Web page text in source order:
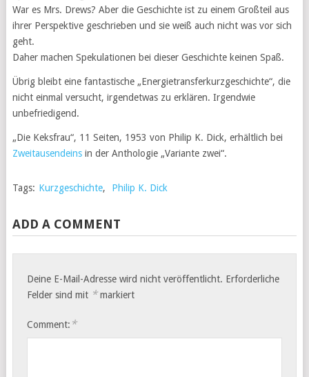
War es Mrs. Drews? Aber die Geschichte ist zu einem Großteil aus
ihrer Perspektive geschrieben und sie weiß auch nicht was vor sich
geht.
Daher machen Spekulationen bei dieser Geschichte keinen Spaß.
Übrig bleibt eine fantastische „Energietransferkurzgeschichte“, die
nicht einmal versucht, irgendetwas zu erklären. Irgendwie
unbefriedigend.
„Die Keksfrau“, 11 Seiten, 1953 von Philip K. Dick, erhältlich bei
Zweitausendeinsin der Anthologie „Variante zwei“.
Tags: Kurzgeschichte, Philip K. Dick
ADD A COMMENT
Deine E-Mail-Adresse wird nicht veröffentlicht. Erforderliche
Felder sind mit *markiert
Comment: *